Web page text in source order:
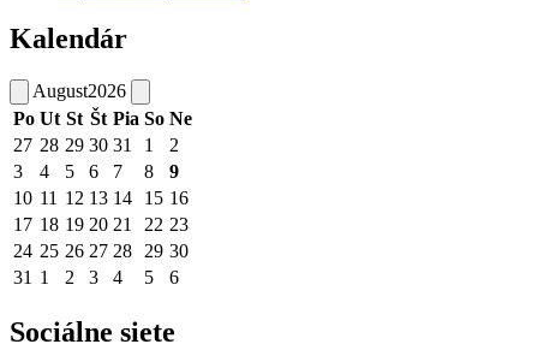
Kalendár
August2026
Po Ut St Št Pia So Ne
27 28 29 30 31 1
2
3
4 5 6 7 8
9
10 11 12 13 14 15 16
17 18 19 20 21 22 23
24 25 26 27 28 29 30
31 1 2 3 4 5 6
Sociálne siete